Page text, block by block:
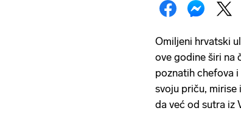
Omiljeni hrvatski
ove godine širi na
poznatih chefova
svoju priču, mirise
da već od sutra iz